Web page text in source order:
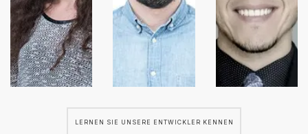
LERNEN SIE UNSERE ENTWICKLER KENNEN